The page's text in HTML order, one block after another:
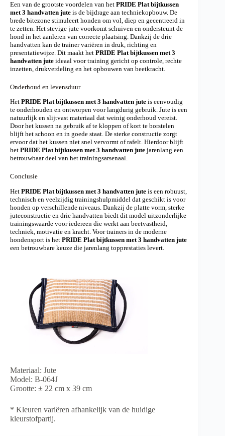
Een van de grootste voordelen van het PRIDE Plat bijtkussen
met 3 handvatten jute is de bijdrage aan techniekopbouw. De
brede bitezone stimuleert honden om vol, diep en gecentreerd in
te zetten. Het stevige jute voorkomt schuiven en ondersteunt de
hond in het aanleren van correcte plaatsing. Dankzij de drie
handvatten kan de trainer variëren in druk, richting en
presentatiewijze. Dit maakt het PRIDE Plat bijtkussen met 3
handvatten jute ideaal voor training gericht op controle, rechte
inzetten, drukverdeling en het opbouwen van beetkracht.
Onderhoud en levensduur
Het PRIDE Plat bijtkussen met 3 handvatten jute is eenvoudig
te onderhouden en ontworpen voor langdurig gebruik. Jute is een
natuurlijk en slijtvast materiaal dat weinig onderhoud vereist.
Door het kussen na gebruik af te kloppen of kort te borstelen
blijft het schoon en in goede staat. De sterke constructie zorgt
ervoor dat het kussen niet snel vervormt of rafelt. Hierdoor blijft
het PRIDE Plat bijtkussen met 3 handvatten jute jarenlang een
betrouwbaar deel van het trainingsarsenaal.
Conclusie
Het PRIDE Plat bijtkussen met 3 handvatten jute is een robuust,
technisch en veelzijdig trainingshulpmiddel dat geschikt is voor
honden op verschillende niveaus. Dankzij de platte vorm, sterke
juteconstructie en drie handvatten biedt dit model uitzonderlijke
trainingswaarde voor iedereen die werkt aan beetvastheid,
techniek, motivatie en kracht. Voor trainers in de moderne
hondensport is het PRIDE Plat bijtkussen met 3 handvatten jute
een betrouwbare keuze die jarenlang topprestaties levert.
Materiaal: Jute
Model: B-064J
Grootte: ± 22 cm x 39 cm
* Kleuren variëren afhankelijk van de huidige
kleurstofpartij.